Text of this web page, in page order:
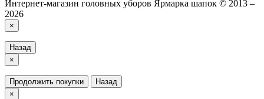
Интернет-магазин головных уборов Ярмарка шапок © 2013 –
2026
×
Назад
×
Продолжить покупки
Назад
×